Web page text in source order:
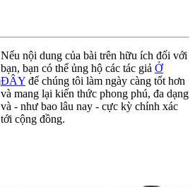
Nếu nội dung của bài trên hữu ích đối với
bạn, bạn có thể ủng hộ các tác giả Ở
ĐÂY để chúng tôi làm ngày càng tốt hơn
và mang lại kiến thức phong phú, đa dạng
và - như bao lâu nay - cực kỳ chính xác
tới cộng đồng.